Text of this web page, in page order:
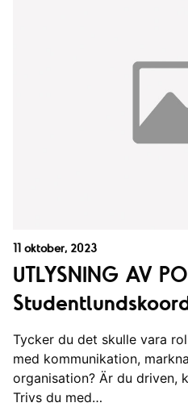
11 oktober, 2023
UTLYSNING AV
Tycker du det skulle vara
med kommunikation,
organisation? Är du driven,
Trivs du med…